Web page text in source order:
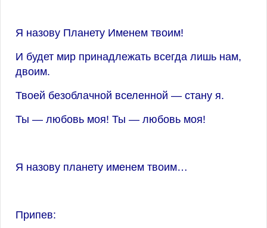
Я назову Планету Именем твоим!
И будет мир принадлежать всегда лишь нам,
двоим.
Твоей безоблачной вселенной — стану я.
Ты — любовь моя! Ты — любовь моя!
Я назову планету именем твоим…
Припев: